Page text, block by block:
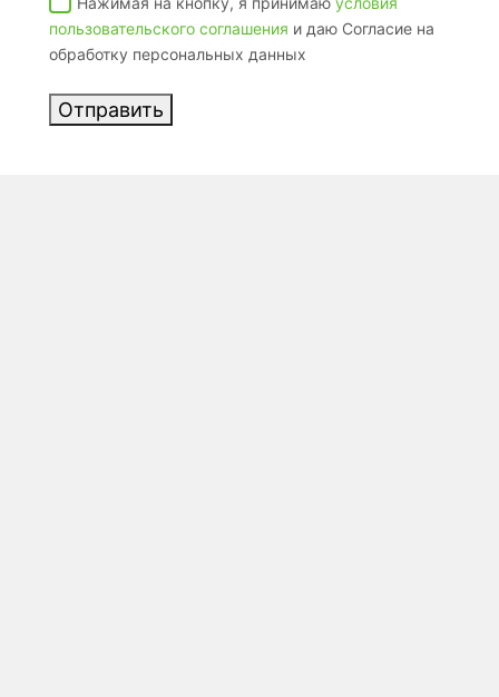
пользовательского соглашения и даю Согласие на
обработку персональных данных
Отправить